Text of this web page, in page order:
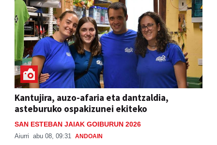
Kantujira, auzo-afaria eta dantzaldia,
asteburuko ospakizunei ekiteko
SAN ESTEBAN JAIAK GOIBURUN 2026
Aiurri abu 08, 09:31 ANDOAIN